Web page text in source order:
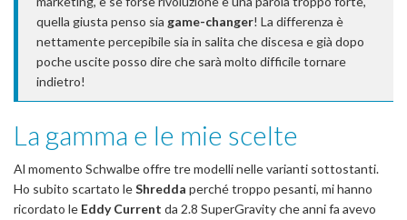
quella giusta penso sia game-changer! La differenza è
nettamente percepibile sia in salita che discesa e già dopo
poche uscite posso dire che sarà molto difficile tornare
indietro!
La gamma e le mie scelte
Al momento Schwalbe offre tre modelli nelle varianti sottostanti.
Ho subito scartato leShredda perché troppo pesanti, mi hanno
ricordato le Eddy Current da 2.8 SuperGravity che anni fa avevo